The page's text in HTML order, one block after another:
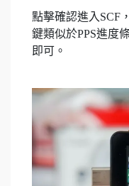
點擊確認進入SCF
鍵類似於PPS進度
即可。